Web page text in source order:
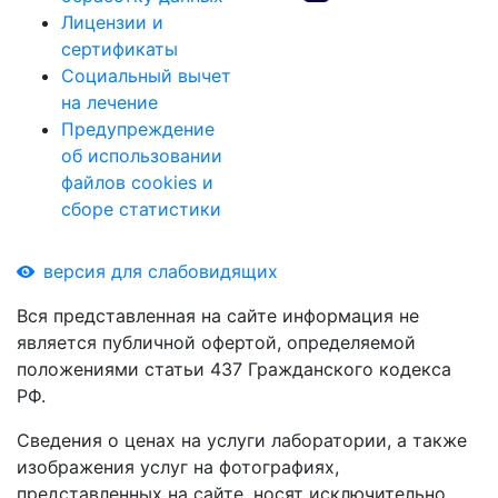
Лицензии и
сертификаты
Социальный вычет
на лечение
Предупреждение
об использовании
файлов cookies и
сборе статистики
версия для слабовидящих
Вся представленная на сайте информация не
является публичной офертой, определяемой
положениями статьи 437 Гражданского кодекса
РФ.
Сведения о ценах на услуги лаборатории, а также
изображения услуг на фотографиях,
представленных на сайте, носят исключительно